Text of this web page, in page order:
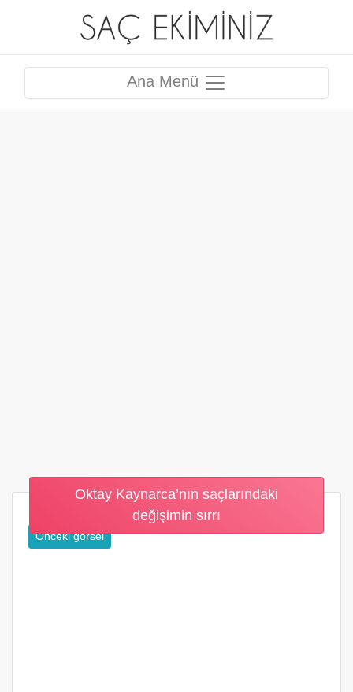
Ana Menü
Oktay Kaynarca’nın saçlarındaki
değişimin sırrı
Önceki görsel